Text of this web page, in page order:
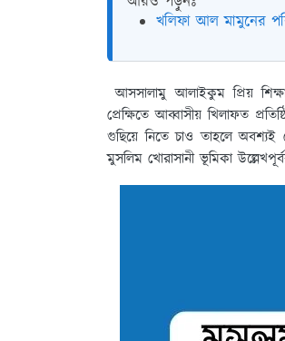
খলিফা আল মামুনের
আসসালামু আলাইকুম প্রিয়
প্রেক্ষিতে আব্বাসীয় খিলাফত
গুছিয়ে নিতে চাও তাহলে
মুসলিম খোরাসানী ভূমিকা